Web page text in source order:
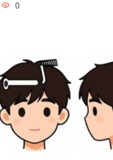
0